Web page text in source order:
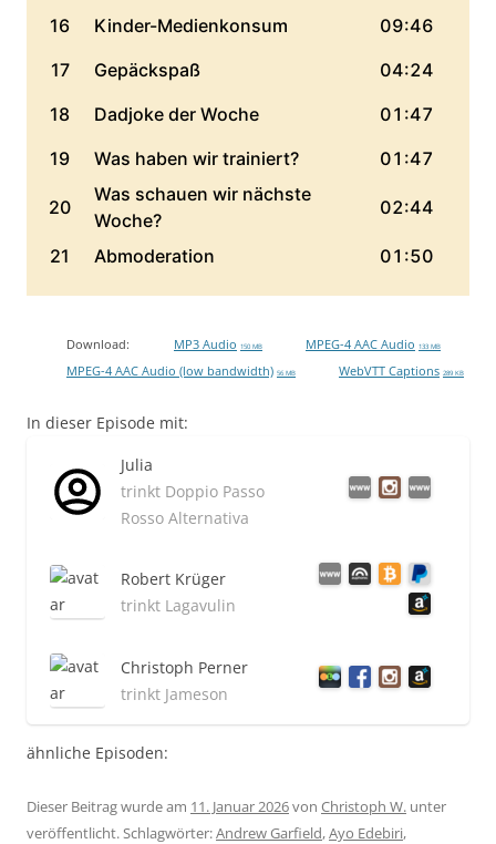
Download: MP3 Audio 150 MB MPEG-4 AAC Audio 133 MB
MPEG-4 AAC Audio (low bandwidth) 56 MB WebVTT Captions 289 KB
In dieser Episode mit:
Julia
trinkt Doppio Passo
Rosso Alternativa
Robert Krüger
trinkt Lagavulin
Christoph Perner
trinkt Jameson
ähnliche Episoden:
Dieser Beitrag wurde am 11. Januar 2026von Christoph W. unter
veröffentlicht. Schlagwörter:Andrew Garfield,Ayo Edebiri,